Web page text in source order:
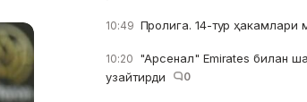
10:49 Пролига. 14-тур ҳакамлари
10:20 "Арсенал" Emirates билан
узайтирди
0